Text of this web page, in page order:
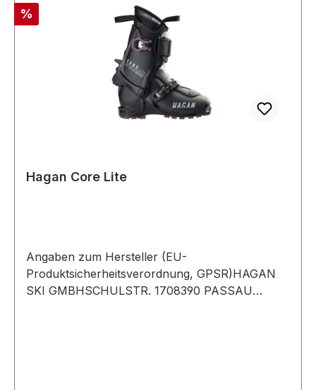
Rabatt
%
Hagan Core Lite
Angaben zum Hersteller (EU-
Produktsicherheitsverordnung, GPSR)HAGAN
SKI GMBHSCHULSTR. 1708390 PASSAU